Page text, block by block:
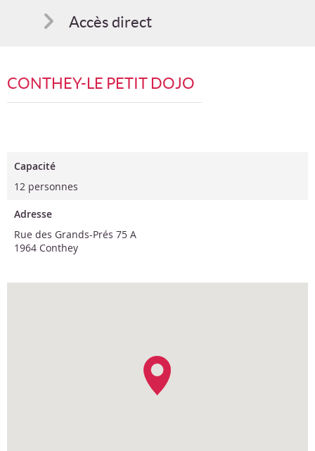
Accès direct
Suggestions
CONTHEY-LE PETIT DOJO
Capacité
12 personnes
Adresse
Rue des Grands-Prés 75 A
1964 Conthey